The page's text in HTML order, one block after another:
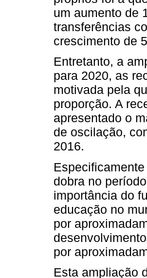
um aumento de
transferências
crescimento de
Entretanto, a
para 2020, as
motivada pela
proporção. A
apresentado o
de oscilação,
2016.
dobra no
importância do
educação no
por
por
Esta ampliação